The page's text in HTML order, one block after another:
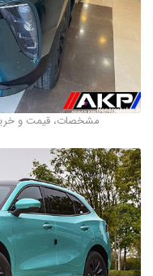
مشخصات، قیمت و خرید